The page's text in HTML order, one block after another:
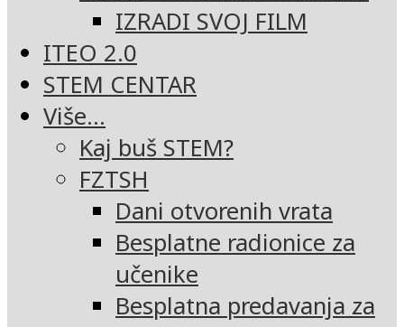
IZRADI SVOJ FILM
ITEO 2.0
STEM CENTAR
Više…
Kaj buš STEM?
FZTSH
Dani otvorenih vrata
Besplatne radionice za
učenike
Besplatna predavanja za